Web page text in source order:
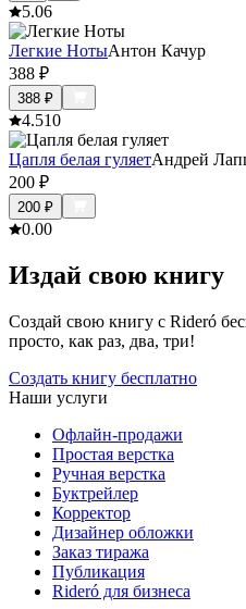
5.06
Легкие НотыАнтон Качур
388 ₽
388 ₽
4.510
Цапля белая гуляетАндрей
200 ₽
200 ₽
0.00
Издай свою книгу
Создай свою книгу с Rideró
просто, как раз, два, три!
Создать книгу бесплатно
Наши услуги
Офлайн-продажи
Простая верстка
Ручная верстка
Буктрейлер
Корректор
Дизайнер обложки
Заказ тиража
Публикация
Rideró для бизнеса